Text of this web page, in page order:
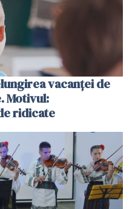
vacanței de
Motivul:
ridicate